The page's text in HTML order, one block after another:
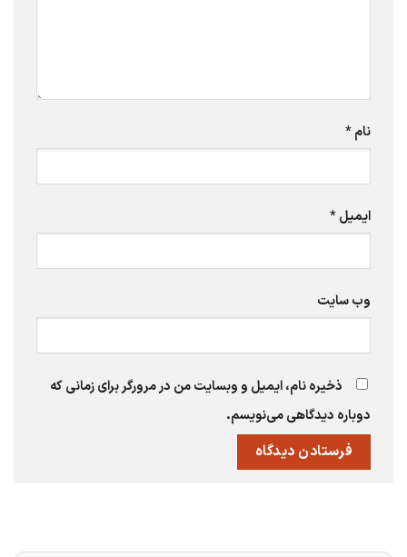
نام*
ایمیل*
وب‌ سایت
ذخیره نام، ایمیل و وبسایت من در مرورگر برای زمانی که
دوباره دیدگاهی می‌نویسم.